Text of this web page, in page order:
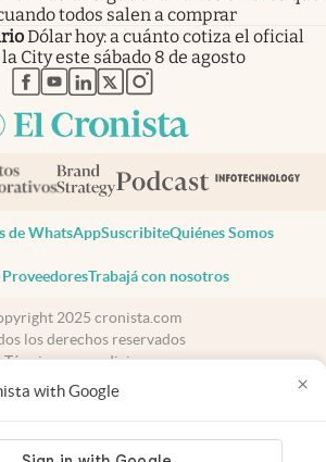
with Google ×
todos salen a comprar
Dólar hoy: a cuánto cotiza el oficial
City este sábado 8 de agosto
abre en nueva pestaña
abre en nueva pestaña
abre en nueva pestaña
abre en nueva pestaña
abre en nueva pestaña
de WhatsAppSuscribiteQuiénes Somos
Trabajá con nosotros
2025 cronista.com
los derechos reservados
Términos y condiciones
Privacidad
Consentimiento